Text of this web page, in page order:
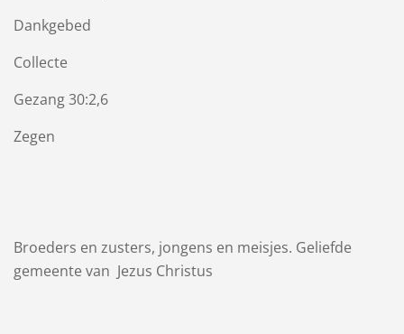
Dankgebed
Collecte
Gezang 30:2,6
Zegen
Broeders en zusters, jongens en meisjes. Geliefde
gemeente van Jezus Christus